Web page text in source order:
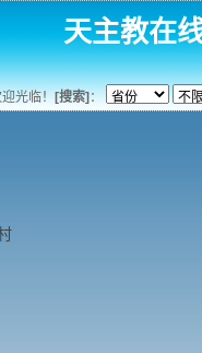
天主教在
光临！[搜索]：